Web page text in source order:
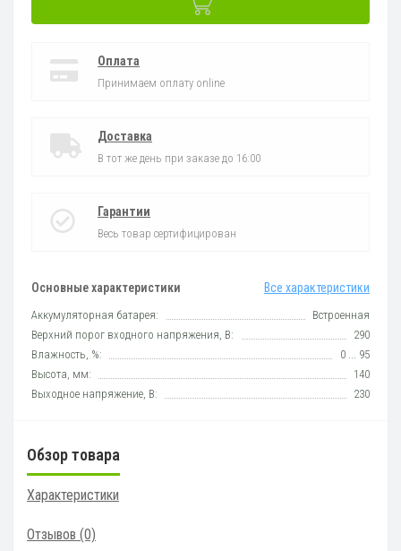
Основные характеристики Все характеристики
Аккумуляторная батарея:
Встроенная
Верхний порог входного напряжения, В:
290
Влажность, %:
0 ... 95
Высота, мм:
140
Выходное напряжение, В:
230
Оплата
Принимаем оплату online
Доставка
В тот же день при заказе до 16:00
Гарантии
Весь товар сертифицирован
Обзор товара
Характеристики
Отзывов (0)